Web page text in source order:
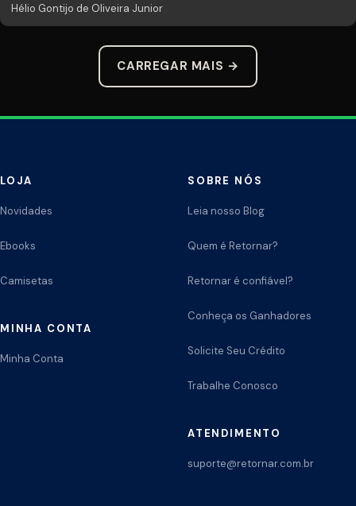
Hélio Gontijo de Oliveira Junior
CARREGAR MAIS →
LOJA
Novidades
Ebooks
Camisetas
MINHA CONTA
Minha Conta
SOBRE NÓS
Leia nosso Blog
Quem é Retornar?
Retornar é confiável?
Conheça os Ganhadores
Solicite Seu Crédito
Trabalhe Conosco
ATENDIMENTO
suporte@retornar.com.br